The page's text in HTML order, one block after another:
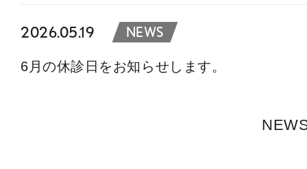
2026.05.19 NEWS
6月の休診日をお知らせします。